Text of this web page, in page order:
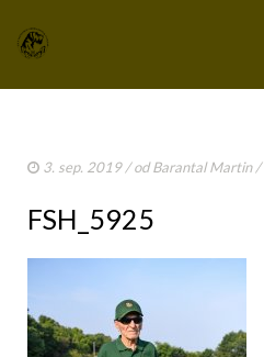
STANOVY KLUBU
SPRAVODAJCA
3. sep. 2019/ odBarantal Martin/
FSH_5925